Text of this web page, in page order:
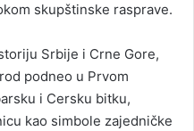
skupštinske rasprave.
Srbije i Crne Gore,
podneo u Prvom
i Cersku bitku,
kao simbole zajedničke